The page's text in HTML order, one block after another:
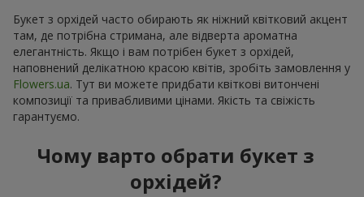
Букет з орхідей часто обирають як ніжний квітковий акцент
там, де потрібна стримана, але відверта ароматна
елегантність. Якщо і вам потрібен букет з орхідей,
наповнений делікатною красою квітів, зробіть замовлення у
Flowers.ua. Тут ви можете придбати квіткові витончені
композиції та привабливими цінами. Якість та свіжість
гарантуємо.
Чому варто обрати букет з
орхідей?